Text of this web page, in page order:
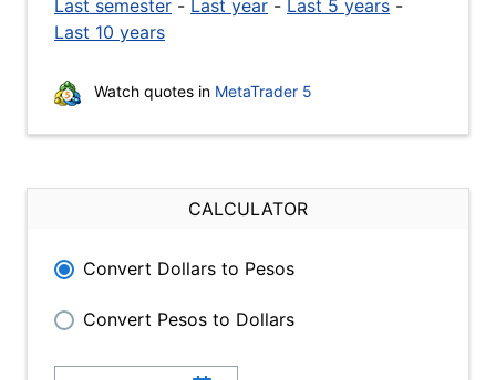
Last semester - Last year - Last 5 years -
Last 10 years
Watch quotes in MetaTrader 5
CALCULATOR
Convert Dollars to Pesos
Convert Pesos to Dollars